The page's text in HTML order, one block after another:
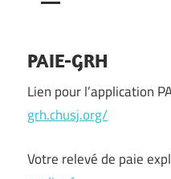
PAIE-GRH
Lien pour l’application
grh.chusj.org/
Votre relevé de paie